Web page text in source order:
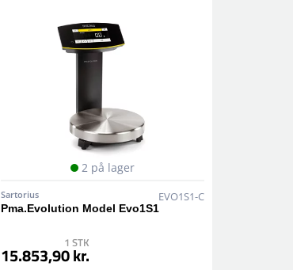
2 på lager
Sartorius EVO1S1-C
Pma.Evolution Model Evo1S1
1 STK
15.853,90 kr.